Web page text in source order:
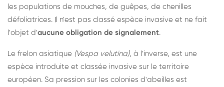
les populations de mouches, de guêpes, de chenilles
défoliatrices. Il n'est pas classé espèce invasive et ne fait
l'objet d'aucune obligation de signalement.
Le frelon asiatique (Vespa velutina), à l'inverse, est une
espèce introduite et classée invasive sur le territoire
européen. Sa pression sur les colonies d'abeilles est